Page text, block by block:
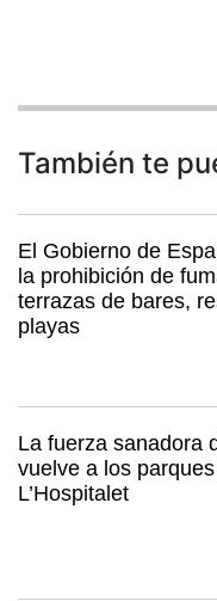
También te
El Gobierno de
la prohibición de
terrazas de bares,
playas
La fuerza sanadora
vuelve a los
L’Hospitalet